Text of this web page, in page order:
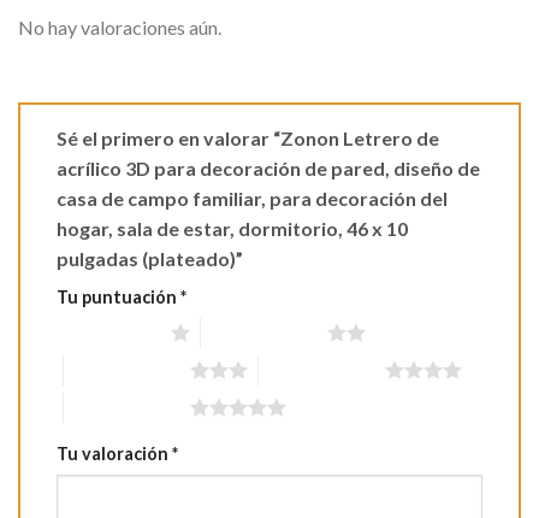
No hay valoraciones aún.
Sé el primero en valorar “Zonon Letrero de
acrílico 3D para decoración de pared, diseño de
casa de campo familiar, para decoración del
hogar, sala de estar, dormitorio, 46 x 10
pulgadas (plateado)”
Tu puntuación *
Tu valoración *